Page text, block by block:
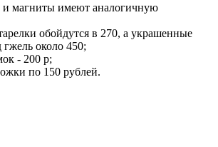
и магниты имеют аналогичную
обойдутся в 270, а украшенные
около 450;
- 200 р;
по 150 рублей.